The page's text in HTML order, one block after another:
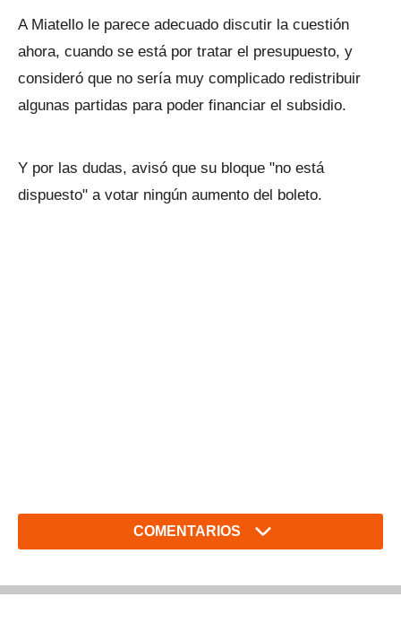
A Miatello le parece adecuado discutir la cuestión
ahora, cuando se está por tratar el presupuesto, y
consideró que no sería muy complicado redistribuir
algunas partidas para poder financiar el subsidio.
Y por las dudas, avisó que su bloque "no está
dispuesto" a votar ningún aumento del boleto.
COMENTARIOS